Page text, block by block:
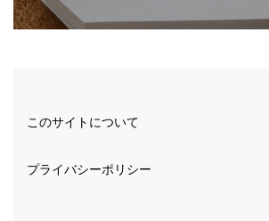
このサイトについて
プライバシーポリシー